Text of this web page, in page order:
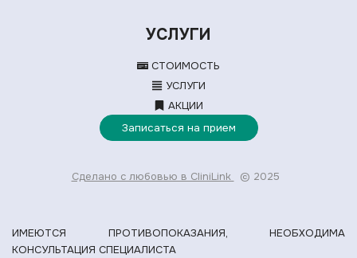
УСЛУГИ
СТОИМОСТЬ
УСЛУГИ
АКЦИИ
Записаться на прием
Сделано с любовью в CliniLink © 2025
ИМЕЮТСЯ ПРОТИВОПОКАЗАНИЯ, НЕОБХОДИМА
КОНСУЛЬТАЦИЯ СПЕЦИАЛИСТА